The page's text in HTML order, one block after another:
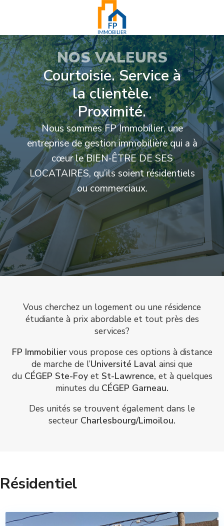
NOS VALEURS
Courtoisie. Service à
la clientèle.
Proximité.
Nous sommes FP Immobilier, une
entreprise de gestion immobilière qui a à
cœur le BIEN‑ÊTRE DE SES
LOCATAIRES, qu’ils soient résidentiels
ou commerciaux.
Vous cherchez un logement ou une résidence
étudiante à prix abordable et tout près des
services?
FP Immobiliervous propose ces options à distance
de marche de l’Université Laval ainsi que
du CÉGEP Ste-Foy et St-Lawrence, et à quelques
minutes du CÉGEP Garneau.
Des unités se trouvent également dans le
secteur Charlesbourg/Limoilou.
Résidentiel